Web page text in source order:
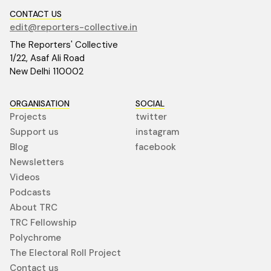
CONTACT US
edit@reporters-collective.in
The Reporters' Collective
1/22, Asaf Ali Road
New Delhi 110002
ORGANISATION
Projects
Support us
Blog
Newsletters
Videos
Podcasts
About TRC
TRC Fellowship
Polychrome
The Electoral Roll Project
Contact us
SOCIAL
twitter
instagram
facebook